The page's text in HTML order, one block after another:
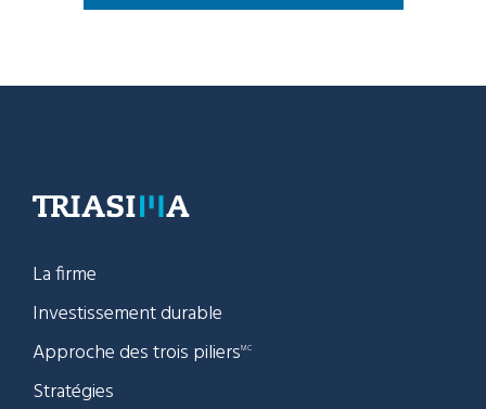
La firme
Investissement durable
Approche des trois piliersMC
Stratégies